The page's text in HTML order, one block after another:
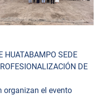
HUATABAMPO SEDE
DE
organizan el evento